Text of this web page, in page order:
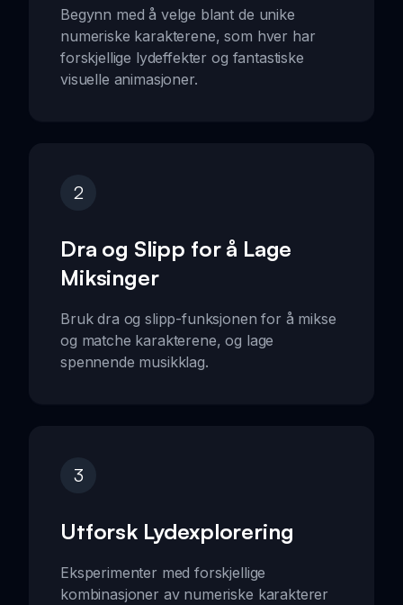
Begynn med å velge blant de unike
numeriske karakterene, som hver har
forskjellige lydeffekter og fantastiske
visuelle animasjoner.
2
Dra og Slipp for å Lage
Miksinger
Bruk dra og slipp-funksjonen for å mikse
og matche karakterene, og lage
spennende musikklag.
3
Utforsk Lydexplorering
Eksperimenter med forskjellige
kombinasjoner av numeriske karakterer